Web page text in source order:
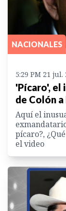
NACIONALES
5:29 PM 21 jul.
'Pícaro', el
de Colón
Aquí el
pícaro?,
el video